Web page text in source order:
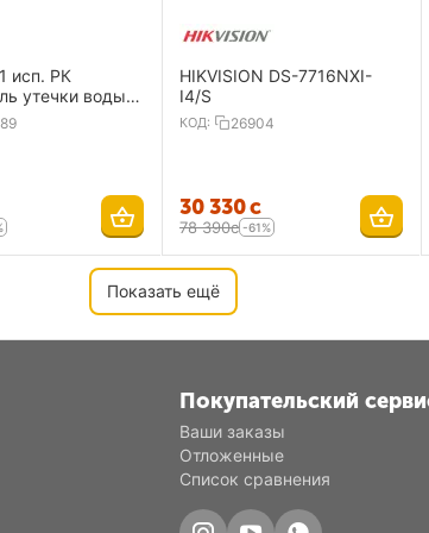
исп. РК
утечки воды,
HIKVISION DS-7716NXI-
I4/S
КОД: 26904
30 330с
78 390с -61%
Показать ещё
Покупательский
Ваши заказы
Отложенные
Список сравнения